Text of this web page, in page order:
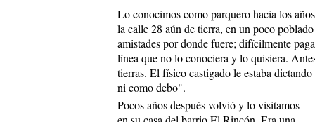
Lo conocimos como parquero hacia los
la calle 28 aún de tierra, en un poco
amistades por donde fuere; difícilmente
línea que no lo conociera y lo quisiera.
tierras. El físico castigado le estaba
ni como debo".
Pocos años después volvió y lo visitamos